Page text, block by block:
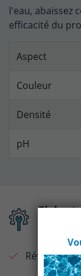
l'eau, abaissez
efficacité du
Aspect
Couleur
Densité
pH
Fiche
Référence :